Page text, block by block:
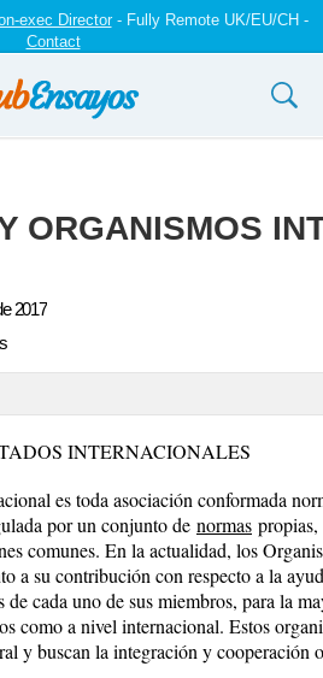
exec Director- Fully Remote UK/EU/CH -
Contact
ORGANISMOS
2017
INTERNACIONALES
es toda asociación conformada
por un conjunto de normas
comunes. En la actualidad, los
a su contribución con respecto a la
cada uno de sus miembros, para la
como a nivel internacional. Estos
y buscan la integración y cooperación